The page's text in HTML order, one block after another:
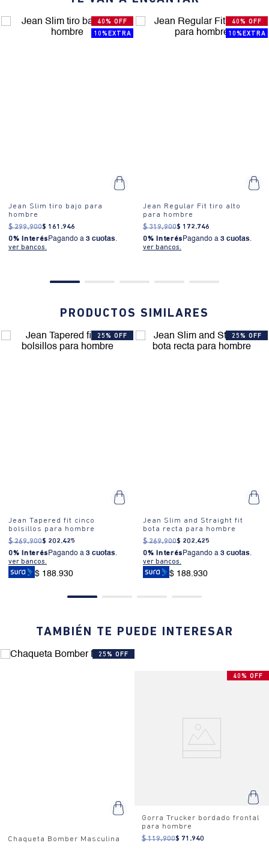
40% OFF
10%EXTRA
Jean Slim tiro bajo para
hombre
$ 299.900$ 161 .946
0% Interés Pagando a 3 cuotas.
ver bancos.
40% OFF
10%EXTRA
Jean Regular Fit tiro alto
para hombre
$ 319.900$ 172.746
0% Interés Pagando a 3 cuotas.
ver bancos.
PRODUCTOS SIMILARES
25% OFF
Jean Tapered fit cinco
bolsillos para hombre
$ 269.900$ 202.425
0% Interés Pagando a 3 cuotas.
ver bancos.
$ 188.930
25% OFF
Jean Slim and Straight fit
bota recta para hombre
$ 269.900$ 202.425
0% Interés Pagando a 3 cuotas.
ver bancos.
$ 188.930
TAMBIÉN TE PUEDE INTERESAR
25% OFF
Chaqueta Bomber Masculina
40% OFF
Gorra Trucker bordado frontal
para hombre
$ 119.900$ 71.940